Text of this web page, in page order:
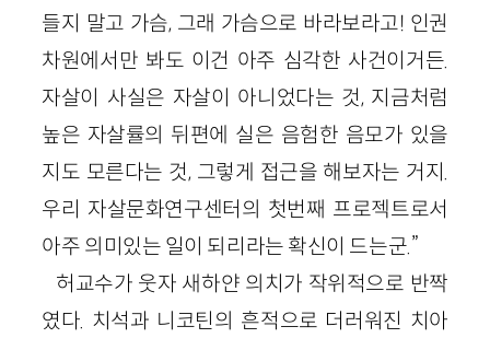
들지 말고 가슴, 그래 가슴으로 바라보라고! 인권
차원에서만 봐도 이건 아주 심각한 사건이거든.
자살이 사실은 자살이 아니었다는 것, 지금처럼
높은 자살률의 뒤편에 실은 음험한 음모가 있을
지도 모른다는 것, 그렇게 접근을 해보자는 거지.
우리 자살문화연구센터의 첫번째 프로젝트로서
아주 의미있는 일이 되리라는 확신이 드는군.”
허교수가 웃자 새하얀 의치가 작위적으로 반짝
였다. 치석과 니코틴의 흔적으로 더러워진 치아